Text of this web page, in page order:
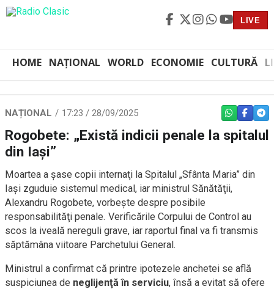
LIVE
HOME NAȚIONAL WORLD ECONOMIE CULTURĂ
NAȚIONAL 17:23 / 28/09/2025 WHATSAPP
Rogobete: „Există indicii penale la spitalul
din Iaşi”
Moartea a şase copii internaţi la Spitalul „Sfânta Maria” din
Iaşi zguduie sistemul medical, iar ministrul Sănătăţii,
Alexandru Rogobete, vorbeşte despre posibile
responsabilităţi penale. Verificările Corpului de Control au
scos la iveală nereguli grave, iar raportul final va fi transmis
săptămâna viitoare Parchetului General.
Ministrul a confirmat că printre ipotezele anchetei se află
suspiciunea de neglijenţă în serviciu, însă a evitat să ofere